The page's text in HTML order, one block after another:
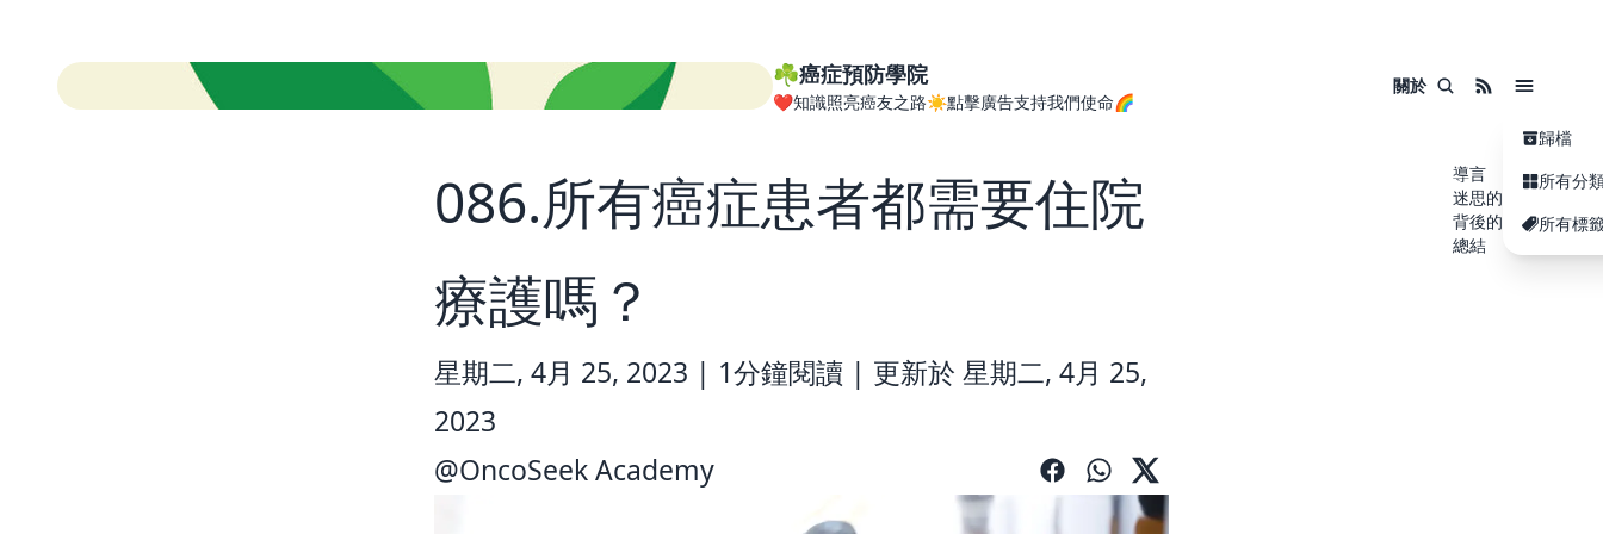
☘️癌症預防學院
❤️知識照亮癌友之路☀️點擊廣告支持我們使命🌈
關於
歸檔
所有分
所有標
086.所有癌症患者都需要住院
療護嗎？
星期二, 4月 25, 2023 | 1分鐘閱讀 | 更新於 星期二, 4月 25,
2023
@OncoSeek Academy
導言
迷思的起源
背後的真相
總結